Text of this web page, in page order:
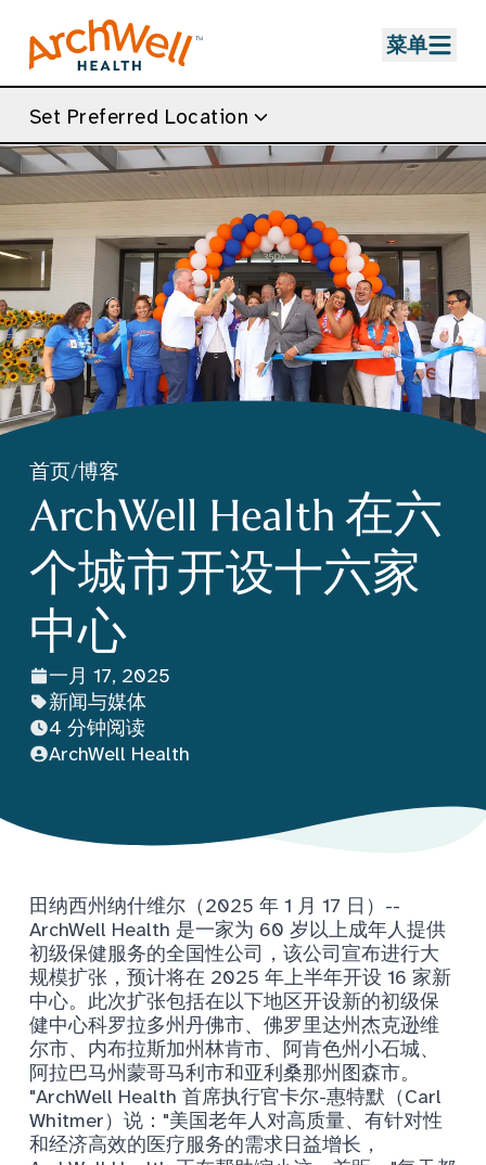
菜单
Set Preferred Location
首页/博客
ArchWell Health 在六
个城市开设十六家
中心
一月 17, 2025
新闻与媒体
4 分钟阅读
ArchWell Health
田纳西州纳什维尔（2025 年 1 月 17 日）--
ArchWell Health 是一家为 60 岁以上成年人提供
初级保健服务的全国性公司，该公司宣布进行大
规模扩张，预计将在 2025 年上半年开设 16 家新
中心。此次扩张包括在以下地区开设新的初级保
健中心科罗拉多州丹佛市、佛罗里达州杰克逊维
尔市、内布拉斯加州林肯市、阿肯色州小石城、
阿拉巴马州蒙哥马利市和亚利桑那州图森市。
"ArchWell Health 首席执行官卡尔-惠特默（Carl
Whitmer）说："美国老年人对高质量、有针对性
和经济高效的医疗服务的需求日益增长，